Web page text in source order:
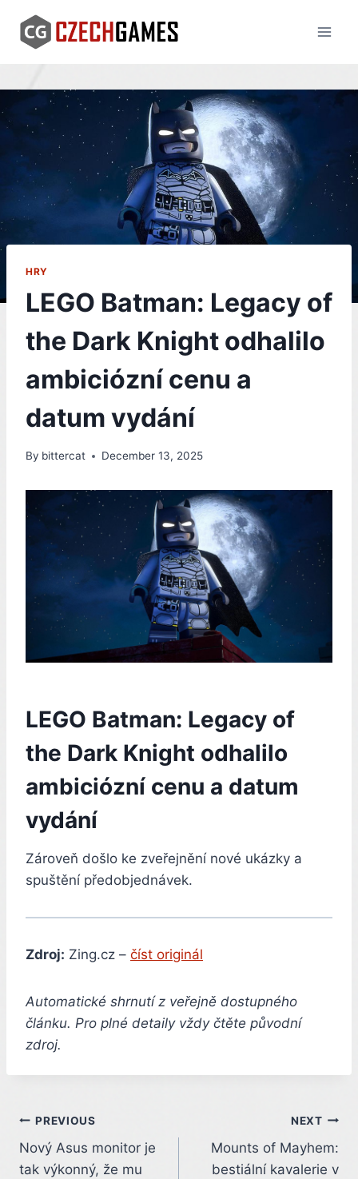
content
HRY
LEGO Batman: Legacy of
the Dark Knight odhalilo
ambiciózní cenu a
datum vydání
By bittercat December 13, 2025
LEGO Batman: Legacy of
the Dark Knight odhalilo
ambiciózní cenu a datum
vydání
Zároveň došlo ke zveřejnění nové ukázky a
spuštění předobjednávek.
Zdroj: Zing.cz – číst originál
Automatické shrnutí z veřejně dostupného
článku. Pro plné detaily vždy čtěte původní
zdroj.
Post
navigation
PREVIOUS
Nový Asus monitor je
tak výkonný, že mu
NEXT
Mounts of Mayhem:
bestiální kavalerie v